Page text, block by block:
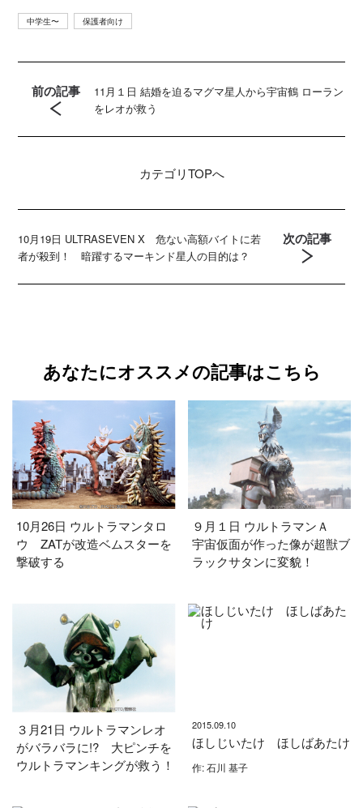
中学生〜 保護者向け
前の記事
11月１日 結婚を迫るマグマ星人から宇宙鶴 ローラン
をレオが救う
カテゴリTOPへ
10月19日 ULTRASEVEN X 危ない高額バイトに若
者が殺到！ 暗躍するマーキンド星人の目的は？
次の記事
あなたにオススメの記事はこちら
10月26日 ウルトラマンタロ
ウ ZATが改造ベムスターを
撃破する
９月１日 ウルトラマンＡ
宇宙仮面が作った像が超獣ブ
ラックサタンに変貌！
３月21日 ウルトラマンレオ
がバラバラに!? 大ピンチを
ウルトラマンキングが救う！
2015.09.10
ほしじいたけ ほしばあたけ
作: 石川 基子